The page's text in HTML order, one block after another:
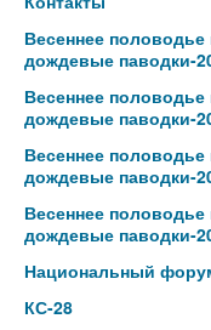
Весеннее половодье
дождевые паводки-
Весеннее половодье
дождевые паводки-
Весеннее половодье
дождевые паводки-
Весеннее половодье
дождевые паводки-
Национальный
КС-28